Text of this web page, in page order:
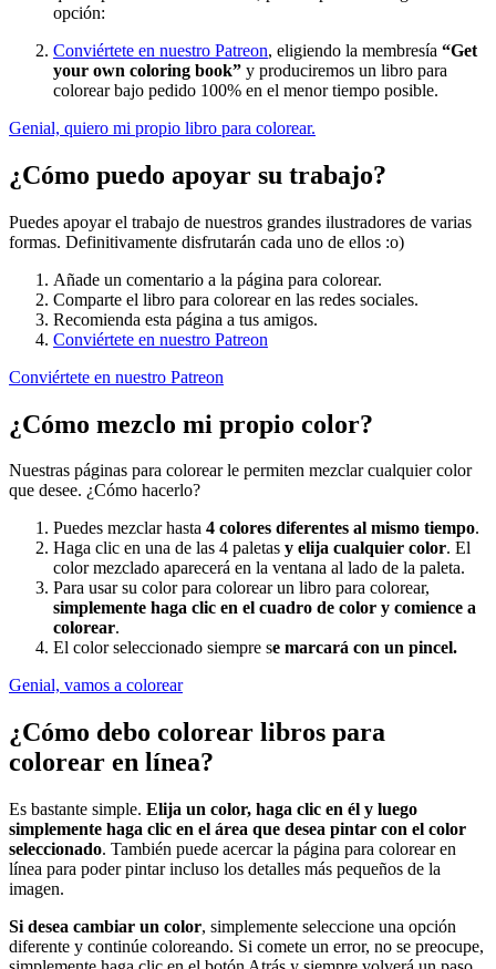
opción:
Conviértete en nuestro Patreon, eligiendo la membresía “Get
your own coloring book” y produciremos un libro para
colorear bajo pedido 100% en el menor tiempo posible.
Genial, quiero mi propio libro para colorear.
¿Cómo puedo apoyar su trabajo?
Puedes apoyar el trabajo de nuestros grandes ilustradores de varias
formas. Definitivamente disfrutarán cada uno de ellos :o)
Añade un comentario a la página para colorear.
Comparte el libro para colorear en las redes sociales.
Recomienda esta página a tus amigos.
Conviértete en nuestro Patreon
Conviértete en nuestro Patreon
¿Cómo mezclo mi propio color?
Nuestras páginas para colorear le permiten mezclar cualquier color
que desee. ¿Cómo hacerlo?
Puedes mezclar hasta 4 colores diferentes al mismo tiempo.
Haga clic en una de las 4 paletas y elija cualquier color. El
color mezclado aparecerá en la ventana al lado de la paleta.
Para usar su color para colorear un libro para colorear,
simplemente haga clic en el cuadro de color y comience a
colorear.
El color seleccionado siempre se marcará con un pincel.
Genial, vamos a colorear
¿Cómo debo colorear libros para
colorear en línea?
Es bastante simple. Elija un color, haga clic en él y luego
simplemente haga clic en el área que desea pintar con el color
seleccionado. También puede acercar la página para colorear en
línea para poder pintar incluso los detalles más pequeños de la
imagen.
Si desea cambiar un color, simplemente seleccione una opción
diferente y continúe coloreando. Si comete un error, no se preocupe,